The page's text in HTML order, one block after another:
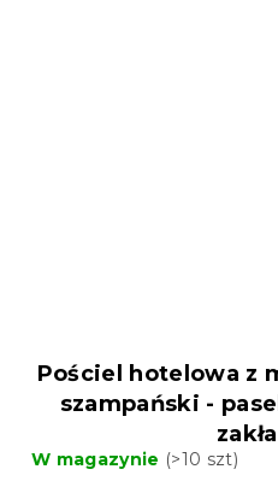
Pościel hotelowa z
szampański -
W magazynie (>10 szt)